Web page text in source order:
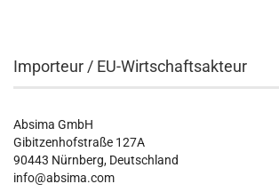
Importeur / EU-Wirtschaftsakteur
Absima GmbH
Gibitzenhofstraße 127A
90443 Nürnberg, Deutschland
info@absima.com